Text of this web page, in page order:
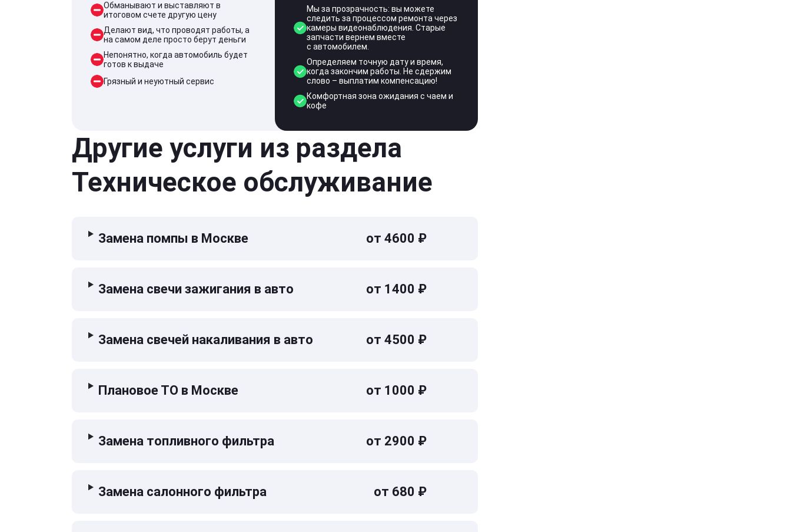
Обманывают и выставляют в
итоговом счете другую цену
Делают вид, что проводят работы, а
на самом деле просто берут деньги
Непонятно, когда автомобиль будет
готов к выдаче
Грязный и неуютный сервис
Мы за прозрачность: вы можете
следить за процессом ремонта через
камеры видеонаблюдения. Старые
запчасти вернем вместе
с автомобилем.
Определяем точную дату и время,
когда закончим работы. Не сдержим
слово – выплатим компенсацию!
Комфортная зона ожидания с чаем и
кофе
Другие услуги из раздела
Техническое обслуживание
Замена помпы в Москве от 4600 ₽
Замена свечи зажигания в авто от 1400 ₽
Замена свечей накаливания в авто от 4500 ₽
Плановое ТО в Москве от 1000 ₽
Замена топливного фильтра от 2900 ₽
Замена салонного фильтра от 680 ₽